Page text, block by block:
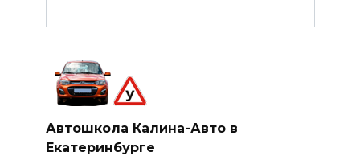
Автошкола Калина-Авто в
Екатеринбурге